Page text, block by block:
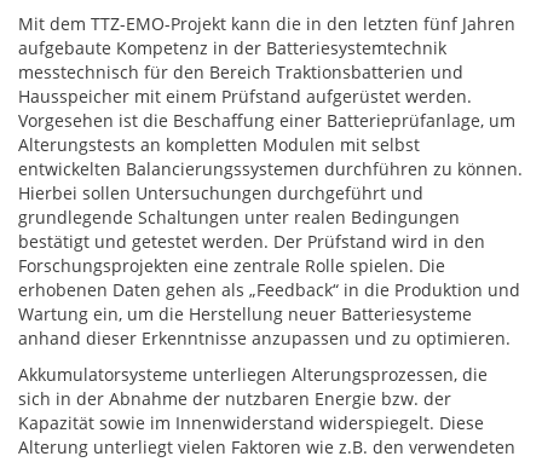
Mit dem TTZ-EMO-Projekt kann die in den letzten fünf Jahren
aufgebaute Kompetenz in der Batteriesystemtechnik
messtechnisch für den Bereich Traktionsbatterien und
Hausspeicher mit einem Prüfstand aufgerüstet werden.
Vorgesehen ist die Beschaffung einer Batterieprüfanlage, um
Alterungstests an kompletten Modulen mit selbst
entwickelten Balancierungssystemen durchführen zu können.
Hierbei sollen Untersuchungen durchgeführt und
grundlegende Schaltungen unter realen Bedingungen
bestätigt und getestet werden. Der Prüfstand wird in den
Forschungsprojekten eine zentrale Rolle spielen. Die
erhobenen Daten gehen als „Feedback“ in die Produktion und
Wartung ein, um die Herstellung neuer Batteriesysteme
anhand dieser Erkenntnisse anzupassen und zu optimieren.
Akkumulatorsysteme unterliegen Alterungsprozessen, die
sich in der Abnahme der nutzbaren Energie bzw. der
Kapazität sowie im Innenwiderstand widerspiegelt. Diese
Alterung unterliegt vielen Faktoren wie z.B. den verwendeten